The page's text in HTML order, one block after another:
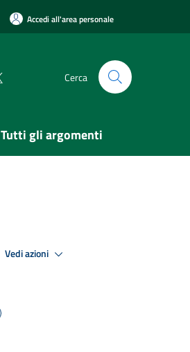
Accedi all'area personale
Cerca
Tutti gli argomenti
Vedi azioni